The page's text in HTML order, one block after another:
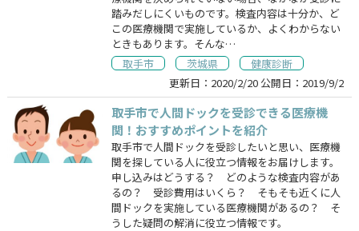
踏みだしにくいものです。検査内容は十分か、ど
この医療機関で実施しているか、よくわからない
ときもあります。そんな…
取手市
茨城県
健康診断
更新日： 2020/2/20 公開日： 2019/9/2
取手市で人間ドックを受診できる医療機
関！おすすめポイントを紹介
取手市で人間ドックを受診したいと思い、医療機
関を探している人に役立つ情報をお届けします。
申し込みはどうする？ どのような検査内容があ
るの？ 受診費用はいくら？ そもそも近くに人
間ドックを実施している医療機関があるの？ そ
うした疑問の解消に役立つ情報です。